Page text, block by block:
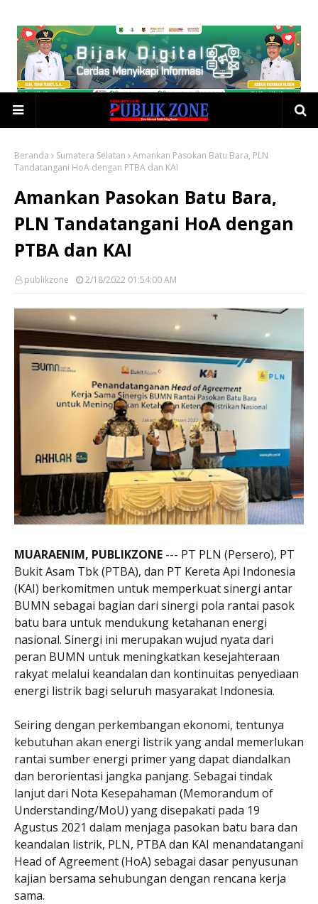
Beranda Sumatera Selatan
Amankan Pasokan Batu Bara, PLN
Tandatangani HoA dengan PTBA dan KAI
Amankan Pasokan Batu Bara,
PLN Tandatangani HoA dengan
PTBA dan KAI
publikzone 2/18/2022 01:54:00 AM
MUARAENIM, PUBLIKZONE --- PT PLN (Persero), PT
Bukit Asam Tbk (PTBA), dan PT Kereta Api Indonesia
(KAI) berkomitmen untuk memperkuat sinergi antar
BUMN sebagai bagian dari sinergi pola rantai pasok
batu bara untuk mendukung ketahanan energi
nasional. Sinergi ini merupakan wujud nyata dari
peran BUMN untuk meningkatkan kesejahteraan
rakyat melalui keandalan dan kontinuitas penyediaan
energi listrik bagi seluruh masyarakat Indonesia.
Seiring dengan perkembangan ekonomi, tentunya
kebutuhan akan energi listrik yang andal memerlukan
rantai sumber energi primer yang dapat diandalkan
dan berorientasi jangka panjang. Sebagai tindak
lanjut dari Nota Kesepahaman (Memorandum of
Understanding/MoU) yang disepakati pada 19
Agustus 2021 dalam menjaga pasokan batu bara dan
keandalan listrik, PLN, PTBA dan KAI menandatangani
Head of Agreement (HoA) sebagai dasar penyusunan
kajian bersama sehubungan dengan rencana kerja
sama.